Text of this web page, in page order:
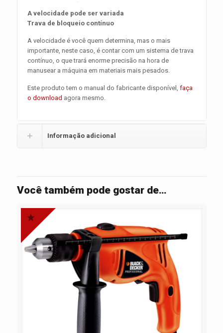
A velocidade pode ser variada
Trava de bloqueio contínuo
A velocidade é você quem determina, mas o mais
importante, neste caso, é contar com um sistema de trava
contínuo, o que trará enorme precisão na hora de
manusear a máquina em materiais mais pesados.
Este produto tem o manual do fabricante disponível, faça
o download agora mesmo.
Informação adicional
Você também pode gostar de…